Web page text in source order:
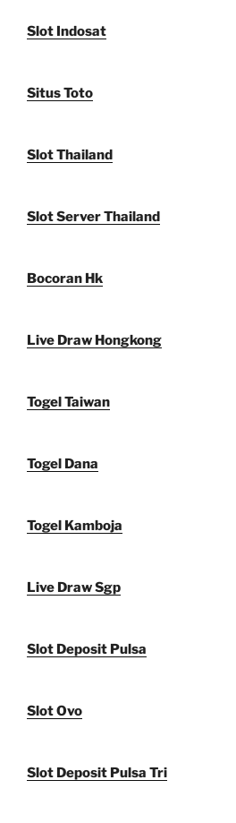
Slot Indosat
Situs Toto
Slot Thailand
Slot Server Thailand
Bocoran Hk
Live Draw Hongkong
Togel Taiwan
Togel Dana
Togel Kamboja
Live Draw Sgp
Slot Deposit Pulsa
Slot Ovo
Slot Deposit Pulsa Tri